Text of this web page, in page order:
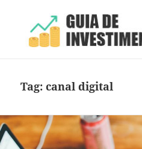
Tag:canal digital